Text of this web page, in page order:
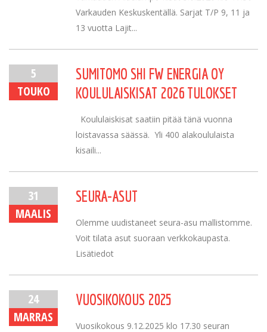
Varkauden Keskuskentällä. Sarjat T/P 9, 11 ja
13 vuotta Lajit...
5
TOUKO
SUMITOMO SHI FW ENERGIA OY
KOULULAISKISAT 2026 TULOKSET
Koululaiskisat saatiin pitää tänä vuonna
loistavassa säässä. Yli 400 alakoululaista
kisaili...
31
MAALIS
SEURA-ASUT
Olemme uudistaneet seura-asu mallistomme.
Voit tilata asut suoraan verkkokaupasta.
Lisätiedot
24
MARRAS
VUOSIKOKOUS 2025
Vuosikokous 9.12.2025 klo 17.30 seuran